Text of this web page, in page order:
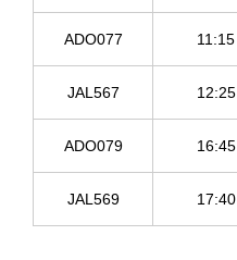
ADO077 11:15
JAL567 12:25
ADO079 16:45
JAL569 17:40